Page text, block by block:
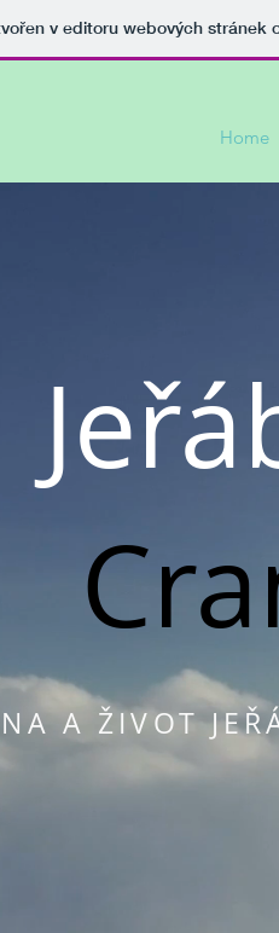
v editoru webových stránek
Home
A ŽIVOT